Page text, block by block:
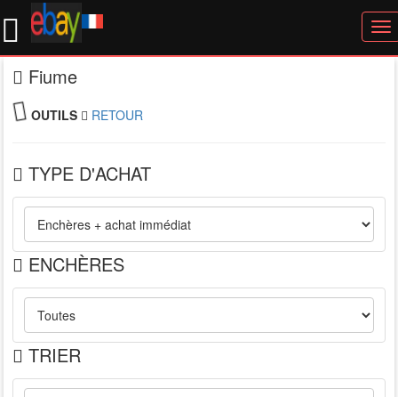
Fiume
OUTILS RETOUR
TYPE D'ACHAT
ENCHÈRES
TRIER